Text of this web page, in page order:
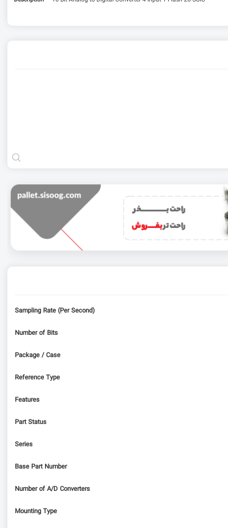
Sampling Rate (Per Second)
Number of Bits
Package / Case
Reference Type
Features
Part Status
Series
Base Part Number
Number of A/D Converters
Mounting Type